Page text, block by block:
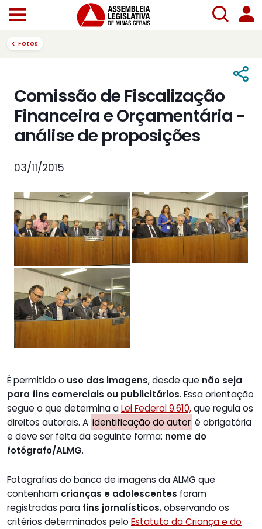
Fotos
Comissão de Fiscalização
Financeira e Orçamentária -
análise de proposições
03/11/2015
É permitido o uso das imagens, desde que não seja
para fins comerciais ou publicitários. Essa orientação
segue o que determina aLei Federal 9.610,que regula os
direitos autorais. A identificação do autor é obrigatória
e deve ser feita da seguinte forma: nome do
fotógrafo/ALMG.
Fotografias do banco de imagens da ALMG que
contenham crianças e adolescentes foram
registradas para fins jornalísticos, observando os
critérios determinados pelo Estatuto da Criança e do